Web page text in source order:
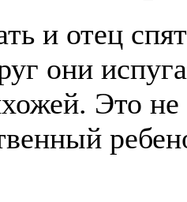
и отец
они
Это не